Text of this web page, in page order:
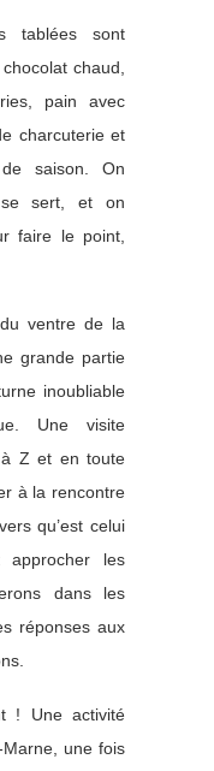
tablées sont
chaud,
pain avec
charcuterie et
saison. On
se sert, et on
faire le point,
ventre de la
grande partie
inoubliable
Une visite
à Z et en toute
à la rencontre
qu’est celui
les
dans les
réponses aux
! Une activité
une fois